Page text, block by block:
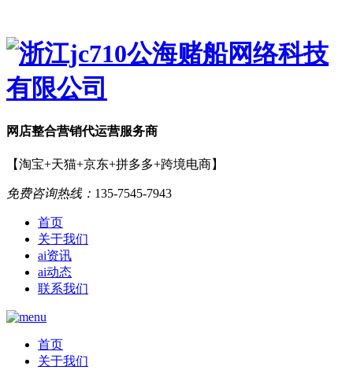
网店整合营销代运营服务商
【淘宝+天猫+京东+拼多多+跨境电商】
免费咨询热线： 135-7545-7943
首页
关于我们
ai资讯
ai动态
联系我们
首页
关于我们